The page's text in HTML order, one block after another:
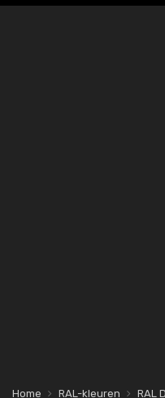
Home RAL-kleuren RAL